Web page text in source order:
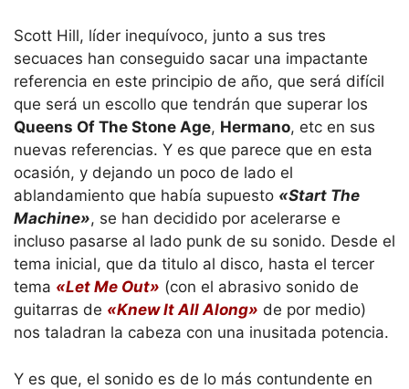
Scott Hill, líder inequívoco, junto a sus tres
secuaces han conseguido sacar una impactante
referencia en este principio de año, que será difícil
que será un escollo que tendrán que superar los
Queens Of The Stone Age, Hermano, etc en sus
nuevas referencias. Y es que parece que en esta
ocasión, y dejando un poco de lado el
ablandamiento que había supuesto «Start The
Machine», se han decidido por acelerarse e
incluso pasarse al lado punk de su sonido. Desde el
tema inicial, que da titulo al disco, hasta el tercer
tema «Let Me Out» (con el abrasivo sonido de
guitarras de «Knew It All Along» de por medio)
nos taladran la cabeza con una inusitada potencia.
Y es que, el sonido es de lo más contundente en